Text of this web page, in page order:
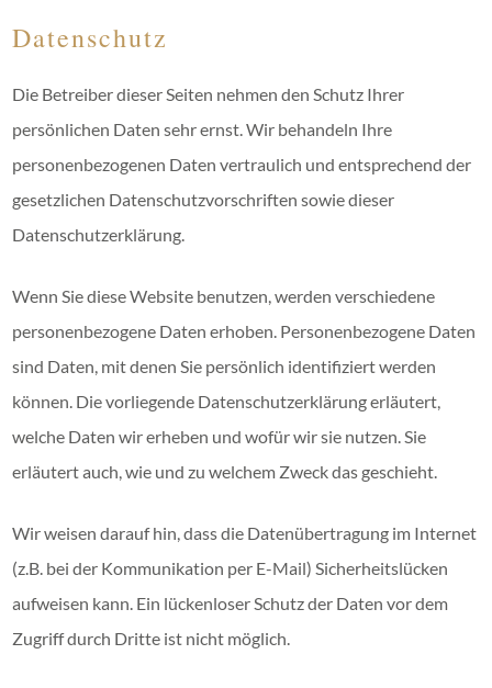
Datenschutz
Die Betreiber dieser Seiten nehmen den Schutz Ihrer
persönlichen Daten sehr ernst. Wir behandeln Ihre
personenbezogenen Daten vertraulich und entsprechend der
gesetzlichen Datenschutzvorschriften sowie dieser
Datenschutzerklärung.
Wenn Sie diese Website benutzen, werden verschiedene
personenbezogene Daten erhoben. Personenbezogene Daten
sind Daten, mit denen Sie persönlich identifiziert werden
können. Die vorliegende Datenschutzerklärung erläutert,
welche Daten wir erheben und wofür wir sie nutzen. Sie
erläutert auch, wie und zu welchem Zweck das geschieht.
Wir weisen darauf hin, dass die Datenübertragung im Internet
(z.B. bei der Kommunikation per E-Mail) Sicherheitslücken
aufweisen kann. Ein lückenloser Schutz der Daten vor dem
Zugriff durch Dritte ist nicht möglich.